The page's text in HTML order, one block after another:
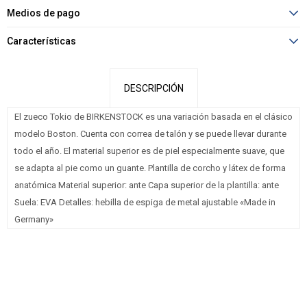
Medios de pago
Características
DESCRIPCIÓN
El zueco Tokio de BIRKENSTOCK es una variación basada en el clásico
modelo Boston. Cuenta con correa de talón y se puede llevar durante
todo el año. El material superior es de piel especialmente suave, que
se adapta al pie como un guante. Plantilla de corcho y látex de forma
anatómica Material superior: ante Capa superior de la plantilla: ante
Suela: EVA Detalles: hebilla de espiga de metal ajustable «Made in
Germany»